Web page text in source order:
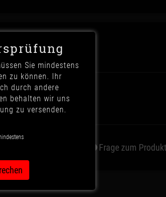
Frage zum Produkt
Sie mindestens
zu können. Ihr
durch andere
behalten wir uns
zu versenden.